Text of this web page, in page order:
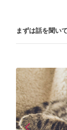
まずは話を聞い
arrow_back_ios